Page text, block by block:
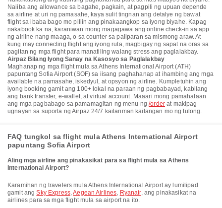
Naiiba ang allowance sa bagahe, pagkain, at pagpili ng upuan depende
sa airline at uri ng pamasahe, kaya sulit tingnan ang detalye ng bawat
flight sa ibaba bago mo piliin ang pinakaangkop sa iyong biyahe. Kapag
nakabook ka na, karaniwan mong magagawa ang online check-in sa app
ng airline nang maaga, o sa counter sa paliparan sa mismong araw. At
kung may connecting flight ang iyong ruta, magbigay ng sapat na oras sa
pagitan ng mga flight para manatiling walang stress ang paglalakbay.
Airpaz Bilang Iyong Sanay na Kasosyo sa Paglalakbay
Maghanap ng mga flight mula sa Athens International Airport (ATH)
papuntang Sofia Airport (SOF) sa iisang paghahanap at ihambing ang mga
available na pamasahe, iskedyul, at opsyon ng airline. Kumpletuhin ang
iyong booking gamit ang 100+ lokal na paraan ng pagbabayad, kabilang
ang bank transfer, e-wallet, at virtual account. Maaari mong pamahalaan
ang mga pagbabago sa pamamagitan ng menu ng/order at makipag-
ugnayan sa suporta ng Airpaz 24/7 kailanman kailangan mo ng tulong.
FAQ tungkol sa flight mula Athens International Airport
papuntang Sofia Airport
Aling mga airline ang pinakasikat para sa flight mula sa Athens
International Airport?
Karamihan ng travelers mula Athens International Airport ay lumilipad
gamit angSky Express,Aegean Airlines, Ryanair, ang pinakasikat na
airlines para sa mga flight mula sa airport na ito.